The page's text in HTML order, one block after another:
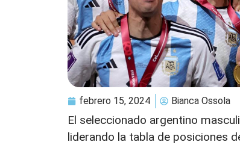
febrero 15, 2024 Bianca Ossola
El seleccionado argentino
liderando la tabla de posiciones